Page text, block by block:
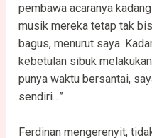
pembawa acaranya
musik mereka tetap tak
bagus, menurut saya.
kebetulan sibuk
punya waktu bersantai,
sendiri…”
Ferdinan mengerenyit,